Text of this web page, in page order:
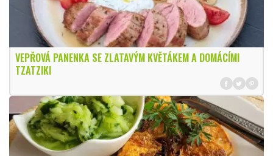
VEPŘOVÁ PANENKA SE ZLATAVÝM KVĚTÁKEM A DOMÁCÍMI
TZATZIKI